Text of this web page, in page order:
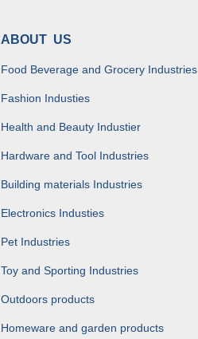
ABOUT US
Food Beverage and Grocery Industries
Fashion Industies
Health and Beauty Industier
Hardware and Tool Industries
Building materials Industries
Electronics Industies
Pet Industries
Toy and Sporting Industries
Outdoors products
Homeware and garden products